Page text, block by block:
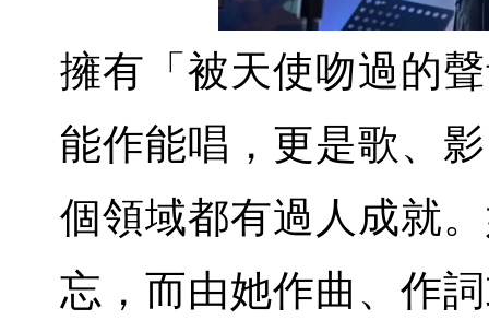
擁有「被天使吻過的
能作能唱，更是歌、
個領域都有過人成就
忘，而由她作曲、作